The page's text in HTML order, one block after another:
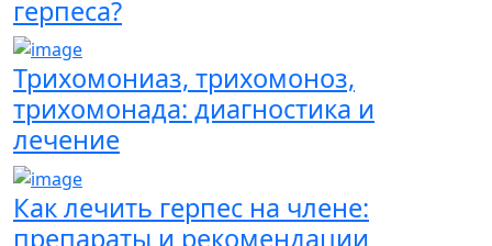
герпеса?
Трихомониаз, трихомоноз,
трихомонада: диагностика и
лечение
Как лечить герпес на члене:
препараты и рекомендации